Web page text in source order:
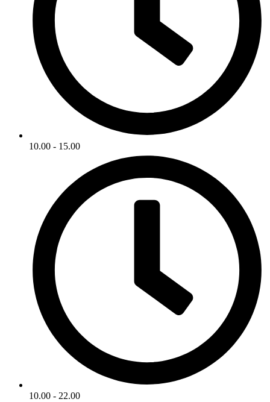
10.00 - 15.00
10.00 - 22.00